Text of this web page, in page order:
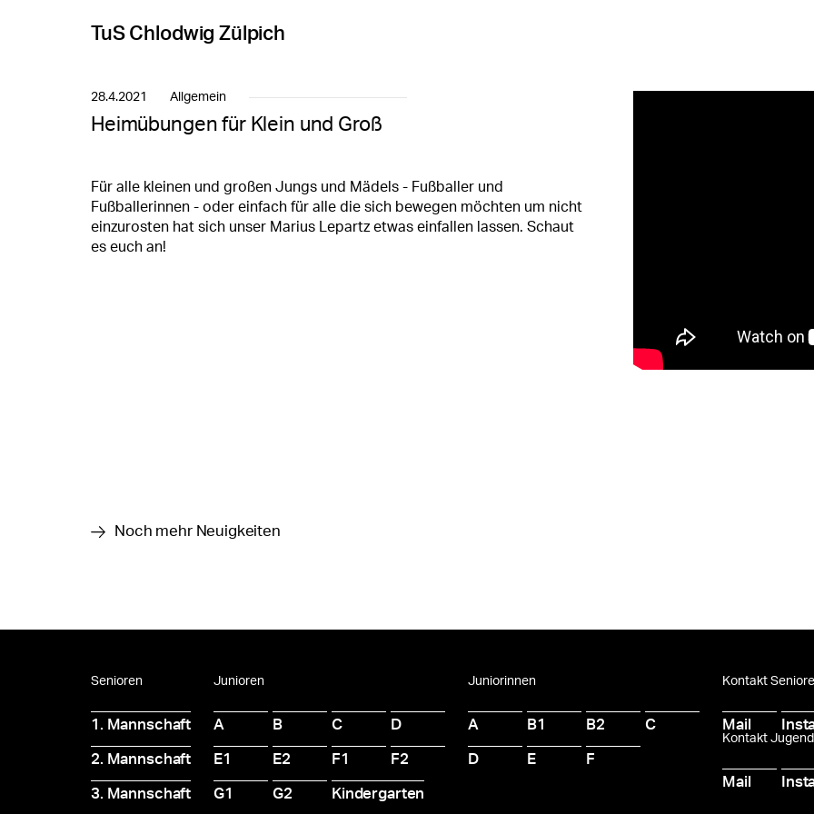
TuS Chlodwig Zülpich
28.4.2021 Allgemein
Heimübungen für Klein und Groß
Für alle kleinen und großen Jungs und Mädels - Fußballer und
Fußballerinnen - oder einfach für alle die sich bewegen möchten um nicht
einzurosten hat sich unser Marius Lepartz etwas einfallen lassen. Schaut
es euch an!
Noch mehr Neuigkeiten
Senioren
1. Mannschaft
2. Mannschaft
3. Mannschaft
Junioren
A B C D
E1 E2 F1 F2
G1 G2 Kindergarten
Juniorinnen
A B1 B2 C
D E F
Kontakt
Mail
Kontakt Jugend
Mail